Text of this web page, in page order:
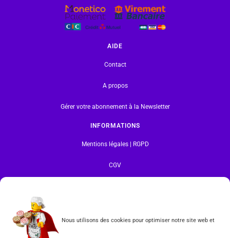
Nous utilisons des cookies pour optimiser notre site web et
AIDE
Contact
A propos
Gérer votre abonnement à la Newsletter
INFORMATIONS
Mentions légales | RGPD
CGV
Tous les produits vendus sur ce site sont fabriqués par LEGO exclusivement. LEGO® est une
marque déposée par The LEGO Group. Les propriétaires des marques respectives citées sur le site
en restent les propriétaires. Tous droits réservés.